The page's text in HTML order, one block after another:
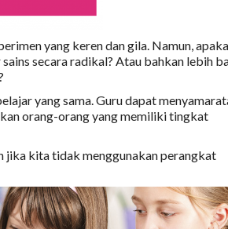
yang keren dan gila. Namun,
secara radikal? Atau bahkan lebih
yang sama. Guru dapat
orang-orang yang memiliki tingkat
jika kita tidak menggunakan perangkat